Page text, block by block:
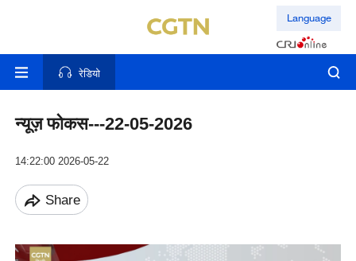
Language
रेडियो
न्यूज़ फोकस---22-05-2026
14:22:00 2026-05-22
Share